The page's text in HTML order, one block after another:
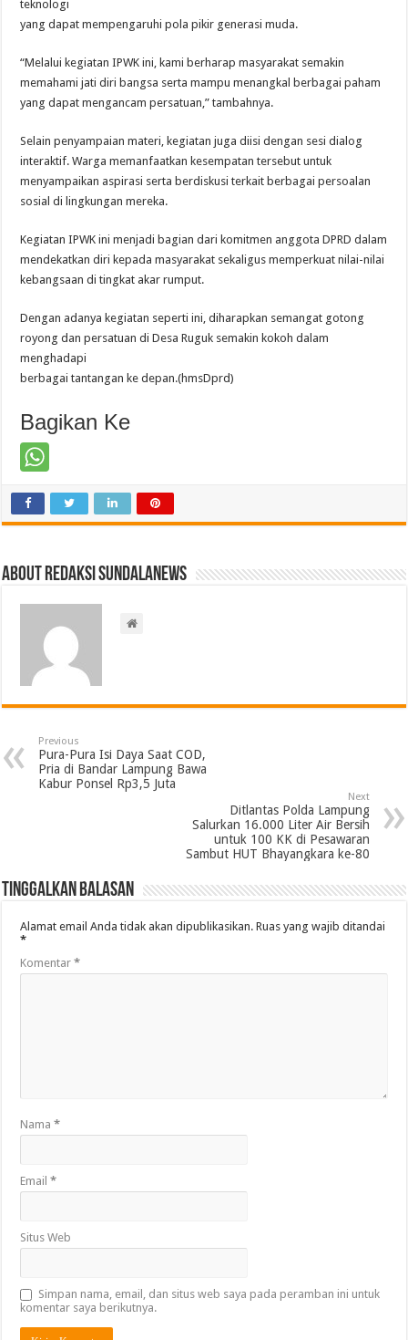
teknologi
yang dapat mempengaruhi pola pikir generasi muda.
“Melalui kegiatan IPWK ini, kami berharap masyarakat semakin
memahami jati diri bangsa serta mampu menangkal berbagai paham
yang dapat mengancam persatuan,” tambahnya.
Selain penyampaian materi, kegiatan juga diisi dengan sesi dialog
interaktif. Warga memanfaatkan kesempatan tersebut untuk
menyampaikan aspirasi serta berdiskusi terkait berbagai persoalan
sosial di lingkungan mereka.
Kegiatan IPWK ini menjadi bagian dari komitmen anggota DPRD dalam
mendekatkan diri kepada masyarakat sekaligus memperkuat nilai-nilai
kebangsaan di tingkat akar rumput.
Dengan adanya kegiatan seperti ini, diharapkan semangat gotong
royong dan persatuan di Desa Ruguk semakin kokoh dalam
menghadapi
berbagai tantangan ke depan.(hmsDprd)
Bagikan Ke
About Redaksi Sundalanews
Previous
Pura-Pura Isi Daya Saat COD,
Pria di Bandar Lampung Bawa
Kabur Ponsel Rp3,5 Juta
Next
Ditlantas Polda Lampung
Salurkan 16.000 Liter Air Bersih
untuk 100 KK di Pesawaran
Sambut HUT Bhayangkara ke-80
Tinggalkan Balasan
Alamat email Anda tidak akan dipublikasikan. Ruas yang wajib ditandai
*
Komentar*
Nama*
Email*
Situs Web
Simpan nama, email, dan situs web saya pada peramban ini untuk
komentar saya berikutnya.